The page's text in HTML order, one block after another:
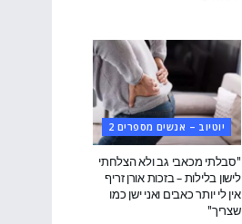
יוטיוב – אנשים מספרים 2
"סבלתי מכאבי גב ולא הצלחתי
לישון בלילות – בזכות אורן זריף
אין לי יותר כאבים ואני ישן כמו
שצריך"